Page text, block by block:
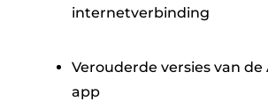
internetverbinding
Verouderde versies van de
app